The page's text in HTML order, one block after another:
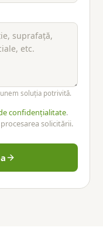
soluția potrivită.
confidențialitate.
solicitării.